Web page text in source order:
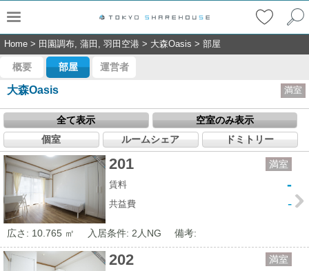
Home > 田園調布, 蒲田, 羽田空港 > 大森Oasis > 部屋
概要 部屋 運営者
大森Oasis 満室
全て表示
空室のみ表示
個室
ルームシェア ドミトリー
201 満室
賃料 -
共益費 -
広さ: 10.765 ㎡ 入居条件: 2人NG 備考:
202 満室